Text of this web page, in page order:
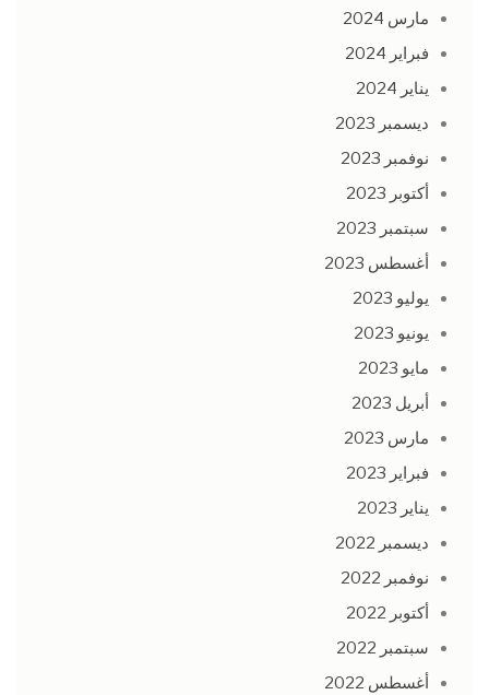
مارس 2024
فبراير 2024
يناير 2024
ديسمبر 2023
نوفمبر 2023
أكتوبر 2023
سبتمبر 2023
أغسطس 2023
يوليو 2023
يونيو 2023
مايو 2023
أبريل 2023
مارس 2023
فبراير 2023
يناير 2023
ديسمبر 2022
نوفمبر 2022
أكتوبر 2022
سبتمبر 2022
أغسطس 2022